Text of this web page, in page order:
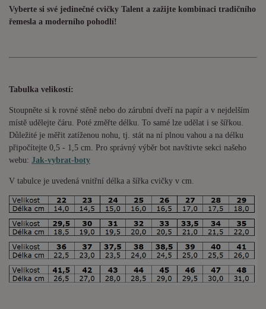
Vyberte si své jedinečné cvičky Talent a zažijte kombinaci tradičního
řemesla a moderního pohodlí!
Tabulka velikostí:
Stoupněte si k rovné stěně nebo do zárubní dveří na papír a v nejdelším
místě udělejte čáru. Poté změřte délku. To samé lze udělat i se šířkou.
Důležité je měřit zatíženou nohu, tj. stát na ní plnou vahou a na délku
připočítejte 0,5 - 1,5 cm. Pro správný výběr bot navštivte sekci našeho
webu: Jak-vybrat-boty
V tabulce je uvedená vnitřní délka a šířka cvičky v cm.